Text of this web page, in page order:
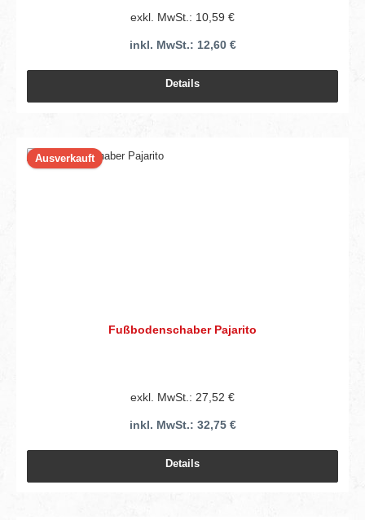
exkl. MwSt.: 10,59 €
inkl. MwSt.: 12,60 €
Details
Ausverkauft
Fußbodenschaber Pajarito
exkl. MwSt.: 27,52 €
inkl. MwSt.: 32,75 €
Details